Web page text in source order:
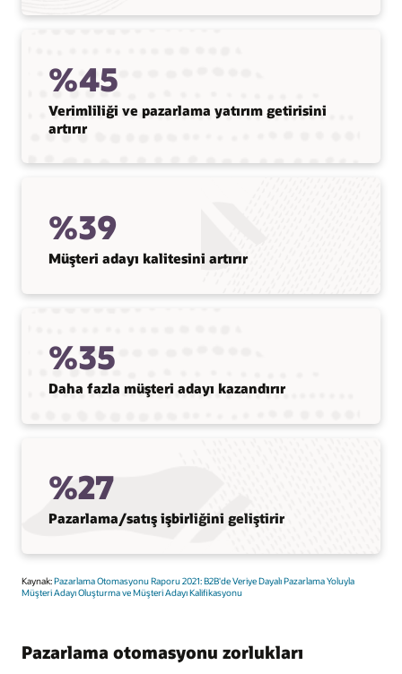
%45
Verimliliği ve pazarlama yatırım getirisini
artırır
%39
Müşteri adayı kalitesini artırır
%35
Daha fazla müşteri adayı kazandırır
%27
Pazarlama/satış işbirliğini geliştirir
Kaynak:Pazarlama Otomasyonu Raporu 2021: B2B'de Veriye Dayalı Pazarlama Yoluyla
Müşteri Adayı Oluşturma ve Müşteri Adayı Kalifikasyonu
Pazarlama otomasyonu zorlukları